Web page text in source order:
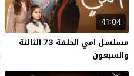
41:04
مسلسل امي الحلقة 73 الثالثة
والسبعون